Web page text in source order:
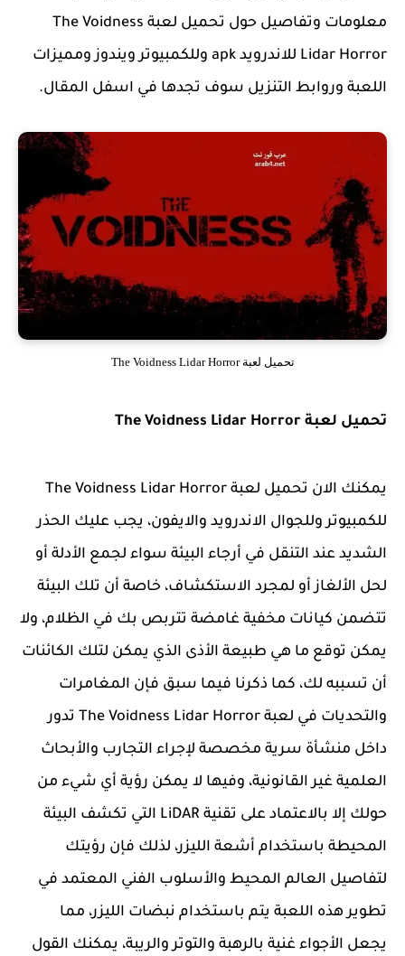
معلومات وتفاصيل حول تحميل لعبة The Voidness
Lidar Horror للاندرويد apk وللكمبيوتر ويندوز ومميزات
اللعبة وروابط التنزيل سوف تجدها في اسفل المقال.
تحميل لعبة The Voidness Lidar Horror
تحميل لعبة The Voidness Lidar Horror
يمكنك الان تحميل لعبة The Voidness Lidar Horror
للكمبيوتر وللجوال الاندرويد والايفون، يجب عليك الحذر
الشديد عند التنقل في أرجاء البيئة سواء لجمع الأدلة أو
لحل الألغاز أو لمجرد الاستكشاف، خاصة أن تلك البيئة
تتضمن كيانات مخفية غامضة تتربص بك في الظلام، ولا
يمكن توقع ما هي طبيعة الأذى الذي يمكن لتلك الكائنات
أن تسببه لك، كما ذكرنا فيما سبق فإن المغامرات
والتحديات في لعبة The Voidness Lidar Horror تدور
داخل منشأة سرية مخصصة لإجراء التجارب والأبحاث
العلمية غير القانونية، وفيها لا يمكن رؤية أي شيء من
حولك إلا بالاعتماد على تقنية LiDAR التي تكشف البيئة
المحيطة باستخدام أشعة الليزر، لذلك فإن رؤيتك
لتفاصيل العالم المحيط والأسلوب الفني المعتمد في
تطوير هذه اللعبة يتم باستخدام نبضات الليزر، مما
يجعل الأجواء غنية بالرهبة والتوتر والريبة، يمكنك القول